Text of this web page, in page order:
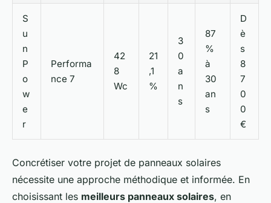
S
u
n
P
o
w
e
r
Performa
nce 7
42
8
Wc
21
,1
%
3
0
a
n
s
87
%
à
30
an
s
D
è
s
8
7
0
0
€
Concrétiser votre projet de panneaux solaires
nécessite une approche méthodique et informée. En
choisissant les meilleurs panneaux solaires, en